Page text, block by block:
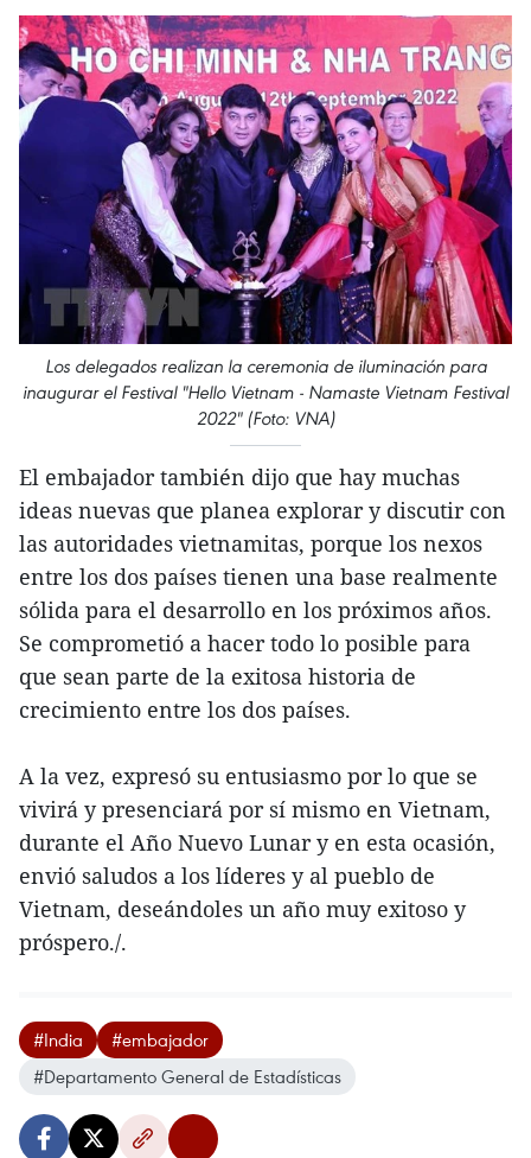
Los delegados realizan la ceremonia de iluminación para
inaugurar el Festival "Hello Vietnam - Namaste Vietnam Festival
2022" (Foto: VNA)
El embajador también dijo que hay muchas
ideas nuevas que planea explorar y discutir con
las autoridades vietnamitas, porque los nexos
entre los dos países tienen una base realmente
sólida para el desarrollo en los próximos años.
Se comprometió a hacer todo lo posible para
que sean parte de la exitosa historia de
crecimiento entre los dos países.
A la vez, expresó su entusiasmo por lo que se
vivirá y presenciará por sí mismo en Vietnam,
durante el Año Nuevo Lunar y en esta ocasión,
envió saludos a los líderes y al pueblo de
Vietnam, deseándoles un año muy exitoso y
próspero./.
#India
#embajador
#Departamento General de Estadísticas